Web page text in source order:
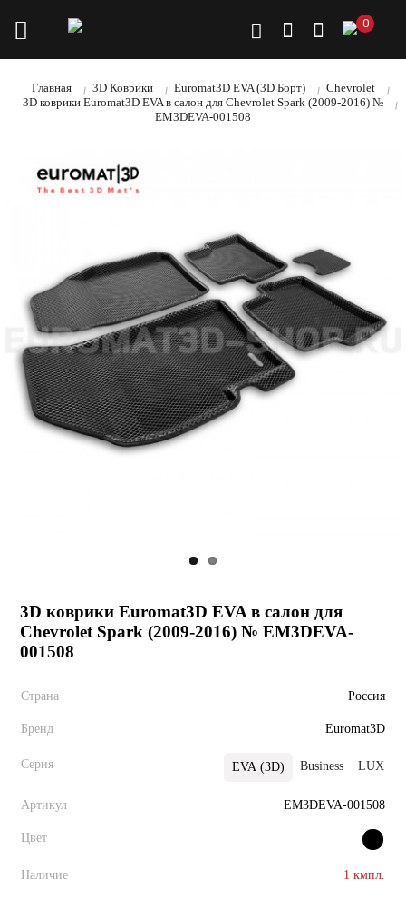
0
Главная 3D Коврики Euromat3D EVA (3D Борт)
Chevrolet
3D коврики Euromat3D EVA в салон для Chevrolet Spark (2009-2016) №
EM3DEVA-001508
3D коврики Euromat3D EVA в салон для
Chevrolet Spark (2009-2016) № EM3DEVA-
001508
Страна Россия
Бренд Euromat3D
Серия EVA (3D) Business LUX
Артикул EM3DEVA-001508
Цвет
Наличие 1 кмпл.